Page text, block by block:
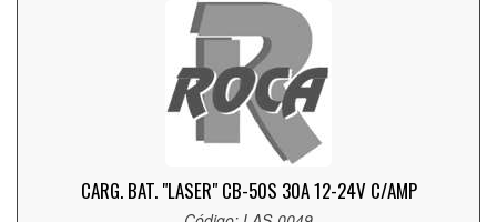
CARG. BAT. "LASER" CB-50S 30A 12-24V C/AMP